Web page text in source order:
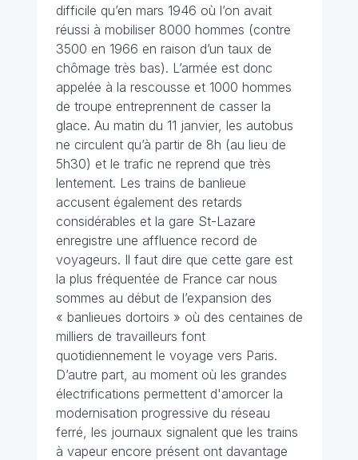
difficile qu’en mars 1946 où l’on avait
réussi à mobiliser 8000 hommes (contre
3500 en 1966 en raison d’un taux de
chômage très bas). L’armée est donc
appelée à la rescousse et 1000 hommes
de troupe entreprennent de casser la
glace. Au matin du 11 janvier, les autobus
ne circulent qu’à partir de 8h (au lieu de
5h30) et le trafic ne reprend que très
lentement. Les trains de banlieue
accusent également des retards
considérables et la gare St-Lazare
enregistre une affluence record de
voyageurs. Il faut dire que cette gare est
la plus fréquentée de France car nous
sommes au début de l’expansion des
« banlieues dortoirs » où des centaines de
milliers de travailleurs font
quotidiennement le voyage vers Paris.
D’autre part, au moment où les grandes
électrifications permettent d'amorcer la
modernisation progressive du réseau
ferré, les journaux signalent que les trains
à vapeur encore présent ont davantage